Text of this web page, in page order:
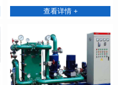
查看详情 +